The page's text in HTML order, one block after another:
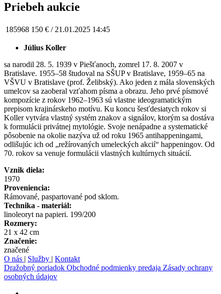
Priebeh aukcie
185968 150 € / 21.01.2025 14:45
Július Koller
sa narodil 28. 5. 1939 v Piešťanoch, zomrel 17. 8. 2007 v
Bratislave. 1955–58 študoval na SŠUP v Bratislave, 1959–65 na
VŠVU v Bratislave (prof. Želibský). Ako jeden z mála slovenských
umelcov sa zaoberal vzťahom písma a obrazu. Jeho prvé písmové
kompozície z rokov 1962–1963 sú vlastne ideogramatickým
prepisom krajinárskeho motívu. Ku koncu šesťdesiatych rokov si
Koller vytvára vlastný systém znakov a signálov, ktorým sa dostáva
k formulácii privátnej mytológie. Svoje nenápadne a systematické
pôsobenie na okolie nazýva už od roku 1965 antihappeningami,
odlišujúc ich od „režírovaných umeleckých akcií“ happeningov. Od
70. rokov sa venuje formulácii vlastných kultúrnych situácií.
Vznik diela:
1970
Proveniencia:
Rámované, paspartované pod sklom.
Technika - materiál:
linoleoryt na papieri. 199/200
Rozmery:
21 x 42 cm
Značenie:
značené
O nás | Služby | Kontakt
Dražobný poriadok Obchodné podmienky predaja Zásady ochrany
osobných údajov